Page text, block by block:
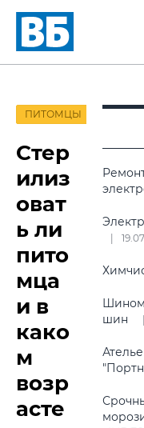
ПИТОМЦЫ
Стер
илиз
оват
ь ли
пито
мца
и в
како
м
возр
асте
шин